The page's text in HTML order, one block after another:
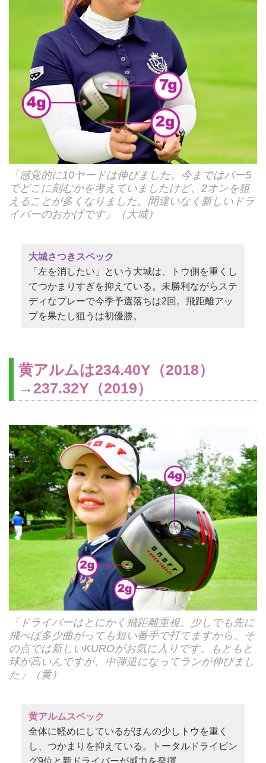
「感覚的に10ヤードは伸びました。今まではパー5
でどこに刻むかを考えていましたけど、2オンを狙
えることが多くなりました。間違いなく新しいドラ
イバーのおかげです」（大城）
大城さつきスペック
「左を消したい」という大城は、トウ側を重くし
てつかまりすぎを抑えている。未勝利ながらステ
ディなプレーで今季予選落ちは2回。飛距離アッ
プを果たし狙うは初優勝。
黄アルムは234.40Y（2018）
→237.32Y（2019）
「ドライバーはとにかく飛距離重視。少しでも先に
飛べば多少曲がっても短い番手で打てますから。そ
の点では新しいKUROがお気に入りです。もともと
球が高いんですが、中弾道になってランが伸びまし
た」（黄）
黄アルムスペック
全体に軽めにしているがほんの少しトウを重く
し、つかまりを抑えている。トータルドライビン
グ9位と新ドライバーが威力を発揮